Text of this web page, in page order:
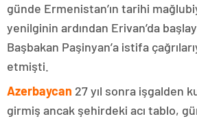
günde Ermenistan’ın tarihi
yenilginin ardından Erivan’da
Başbakan Paşinyan’a istifa
etmişti.
Azerbaycan 27 yıl sonra işgalden
girmiş ancak şehirdeki acı tablo,